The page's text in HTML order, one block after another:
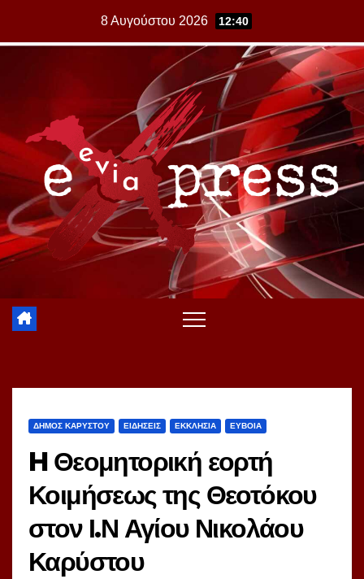
8 Αυγούστου 2026 12:40
ΔΗΜΟΣ ΚΑΡΥΣΤΟΥ ΕΙΔΗΣΕΙΣ ΕΚΚΛΗΣΙΑ ΕΥΒΟΙΑ
H Θεομητορική εορτή
Κοιμήσεως της Θεοτόκου
στον Ι.Ν Αγίου Νικολάου
Καρύστου